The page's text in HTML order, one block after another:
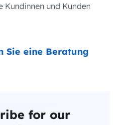
Kundinnen und Kunden
Sie eine Beratung
for our